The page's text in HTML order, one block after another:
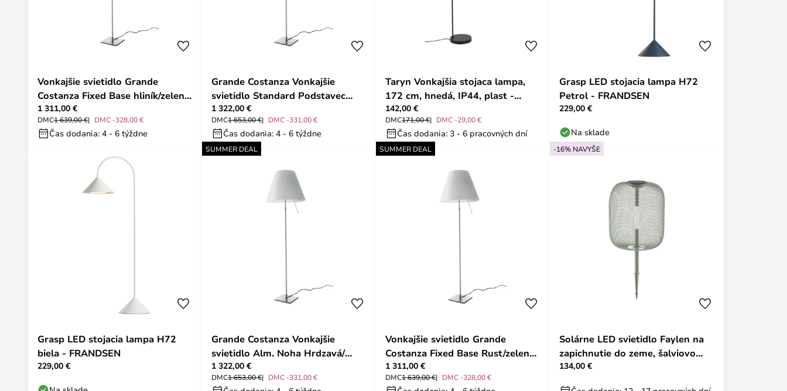
Vonkajšie svietidlo Grande
Costanza Fixed Base hliník/zelená
- Luceplan
1 311,00 €
DMC1 639,00 € DMC -328,00 €
Čas dodania: 4 - 6 týždne
Grande Costanza Vonkajšie
svietidlo Standard Podstavec
Rez/Rez - Luceplan
1 322,00 €
DMC1 653,00 € DMC -331,00 €
Čas dodania: 4 - 6 týždne
Taryn Vonkajšia stojaca lampa,
172 cm, hnedá, IP44, plast -
Lindby
142,00 €
DMC171,00 € DMC -29,00 €
Čas dodania: 3 - 6 pracovných dní
Grasp LED stojacia lampa H72
Petrol - FRANDSEN
229,00 €
Na sklade
Grasp LED stojacia lampa H72
biela - FRANDSEN
229,00 €
SUMMER DEAL
Grande Costanza Vonkajšie
svietidlo Alm. Noha Hrdzavá/
Zelená - Luceplan
1 322,00 €
DMC1 653,00 € DMC -331,00 €
SUMMER DEAL
Vonkajšie svietidlo Grande
Costanza Fixed Base Rust/zelená
- Luceplan
1 311,00 €
DMC1 639,00 € DMC -328,00 €
-16% NAVYŠE
Solárne LED svietidlo Faylen na
zapichnutie do zeme, šalviovo
zelené, IP65 –
134,00 €